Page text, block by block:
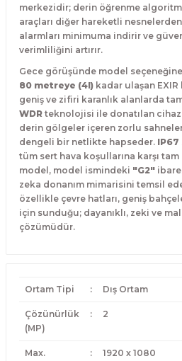
merkezidir; derin öğrenme
araçları diğer hareketli nesnelerden
alarmları minimuma indirir ve
verimliliğini artırır.
Gece görüşünde model
80 metreye (4I) kadar ulaşan
geniş ve zifiri karanlık alanlarda
WDR teknolojisi ile donatılan cihaz,
derin gölgeler içeren zorlu
dengeli bir netlikte hapseder. IP67
tüm sert hava koşullarına karşı
model, model ismindeki "G2"
zeka donanım mimarisini temsil
özellikle çevre hatları, geniş
için sunduğu; dayanıklı, zeki ve
çözümüdür.
Ortam Tipi : Dış Ortam
Çözünürlük
(MP)
: 2
Max.
: 1920 x 1080